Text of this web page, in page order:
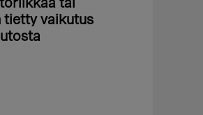
tai
tietty vaikutus